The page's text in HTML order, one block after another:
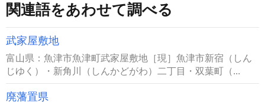
関連語をあわせて調べる
武家屋敷地
富山県：魚津市魚津町武家屋敷地［現］魚津市新宿（しん
じゆく）・新角川（しんかどがわ）二丁目・双葉町（...
廃藩置県